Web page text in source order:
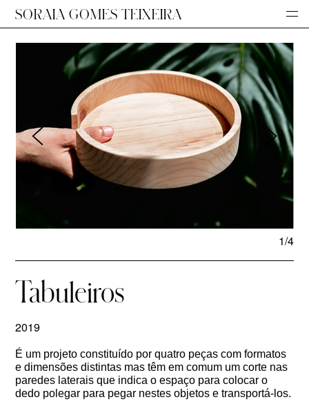
SORAIA GOMES TEIXEIRA
1/4
Tabuleiros
2019
É um projeto constituído por quatro peças com formatos
e dimensões distintas mas têm em comum um corte nas
paredes laterais que indica o espaço para colocar o
dedo polegar para pegar nestes objetos e transportá-los.